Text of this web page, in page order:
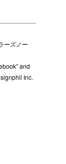
ーズノー
and
Inc.